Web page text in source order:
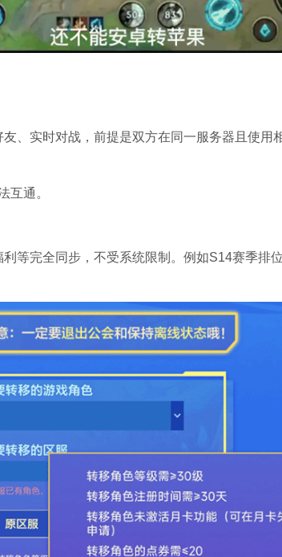
、实时对战，前提是双方在同一服务器且使用
互通。
等完全同步，不受系统限制。例如S14赛季排